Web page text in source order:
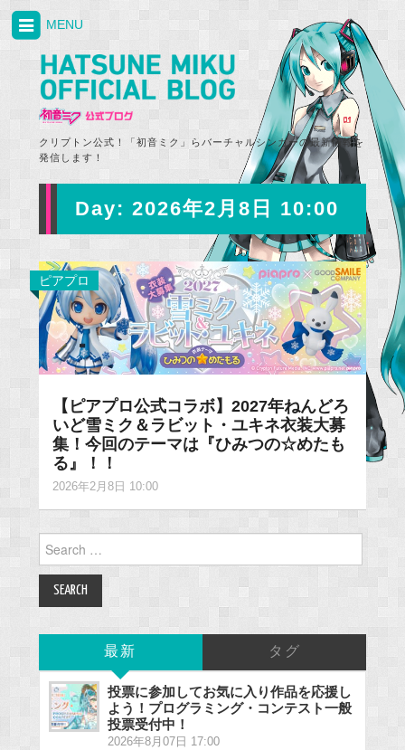
クリプトン公式！「初音ミク」らバーチャルシンガーの最新情報を
発信します！
MENU
Day: 2026年2月8日 10:00
ピアプロ
【ピアプロ公式コラボ】2027年ねんどろ
いど雪ミク＆ラビット・ユキネ衣装大募
集！今回のテーマは『ひみつの☆めたも
る』！！
2026年2月8日 10:00
for:
最新 タグ
投票に参加してお気に入り作品を応援し
よう！プログラミング・コンテスト一般
投票受付中！
2026年8月07日 17:00